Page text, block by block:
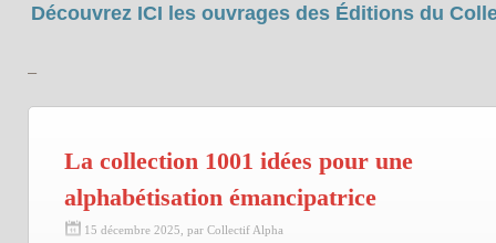
Découvrez ICI les ouvrages des Éditions du
La collection 1001 idées pour une
alphabétisation émancipatrice
15 décembre 2025, par Collectif Alpha